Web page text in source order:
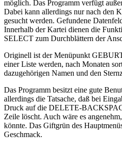
möglich. Das Programm verfügt
Dabei kann allerdings nur nach den
gesucht werden. Gefundene
Innerhalb der Kartei dienen die
SELECT zum Durchblättern der
Originell ist der Menüpunkt
einer Liste werden, nach Monaten
dazugehörigen Namen und den
Das Programm besitzt eine gute
allerdings die Tatsache, daß bei
Druck auf die DELETE-
Zeile löscht. Auch wäre es
könnte. Das Giftgrün des
Geschmack.